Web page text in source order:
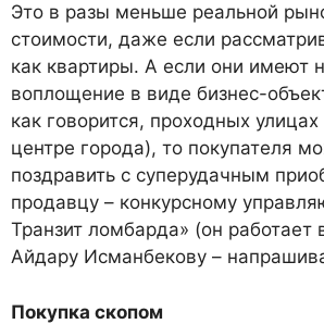
Это в разы меньше реальной
стоимости, даже если
как квартиры. А если они имеют
воплощение в виде бизнес-
как говорится, проходных
центре города), то покупателя
поздравить с суперудачным
продавцу – конкурсному
Транзит ломбарда» (он работает
Айдару Исманбекову –
Покупка скопом